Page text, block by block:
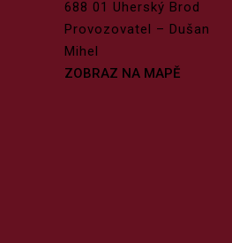
688 01 Uherský Brod
Provozovatel – Dušan
Mihel
ZOBRAZ NA MAPĚ